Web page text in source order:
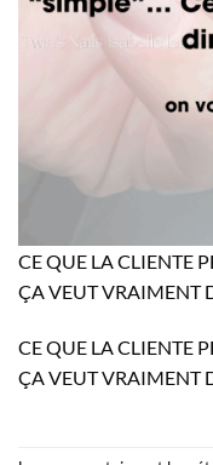
CE QUE LA CLIENTE
ÇA VEUT VRAIMENT
CE QUE LA CLIENTE
ÇA VEUT VRAIMENT